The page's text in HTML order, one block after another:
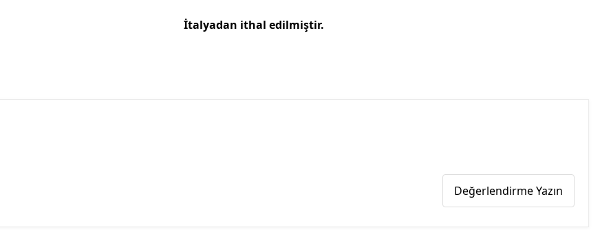
İtalyadan ithal edilmiştir.
Değerlendirme Yazın